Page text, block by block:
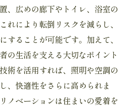
、広めの廊下やトイレ、浴室の
れにより転倒リスクを減らし、
することが可能です。加えて、
の生活を支える大切なポイント
術を活用すれば、照明や空調の
、快適性をさらに高められま
ノベーションは住まいの愛着を